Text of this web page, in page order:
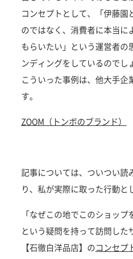
コンセプトとして、「伊藤園
のではなく、消費者に本当に
もらいたい」という運営者の
ンディングをしているのでし
こういった事例は、他大手企
す。
ZOOM（トンボのブランド）
記事については、ついつい読
り、私が実際に取った行動と
「なぜこの地でこのショップ
という疑問を持って訪問した
【石徹白洋品店】の コンセプ